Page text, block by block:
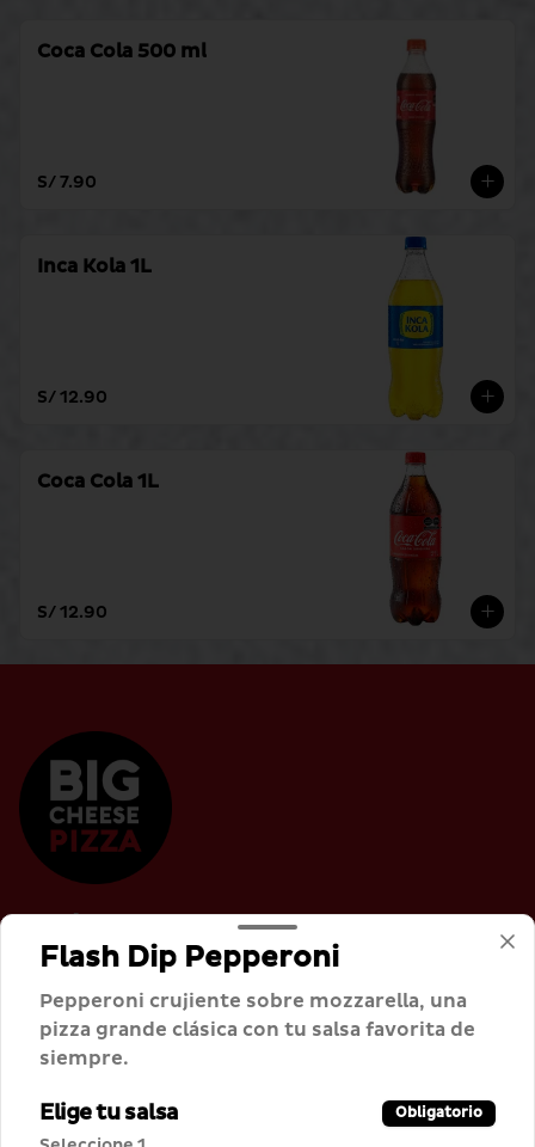
Coca Cola 500 ml
S/ 7.90
Inca Kola 1L
S/ 12.90
Coca Cola 1L
S/ 12.90
Conócenos
Cobertura de Despacho
Términos y condiciones
Política de privacidad
Redes sociales
Flash Dip Pepperoni
Pepperoni crujiente sobre mozzarella, una
pizza grande clásica con tu salsa favorita de
siempre.
Elige tu salsa Obligatorio